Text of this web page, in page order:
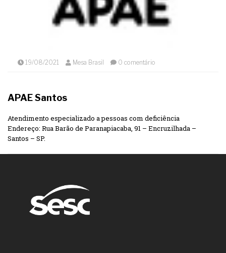
19/08/2021 Mesa Brasil 0 comentário
APAE Santos
Atendimento especializado a pessoas com deficiência
Endereço: Rua Barão de Paranapiacaba, 91 – Encruzilhada –
Santos – SP.